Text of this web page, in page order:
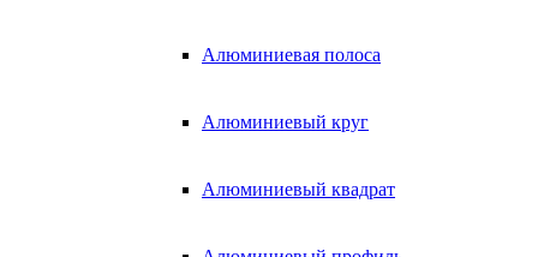
Алюминиевая полоса
Алюминиевый круг
Алюминиевый квадрат